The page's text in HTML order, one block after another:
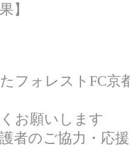
】
フォレストFC京
お願いします
者のご協力・応